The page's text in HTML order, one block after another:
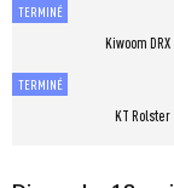
TERMINÉ
Kiwoom DRX
TERMINÉ
KT Rolster